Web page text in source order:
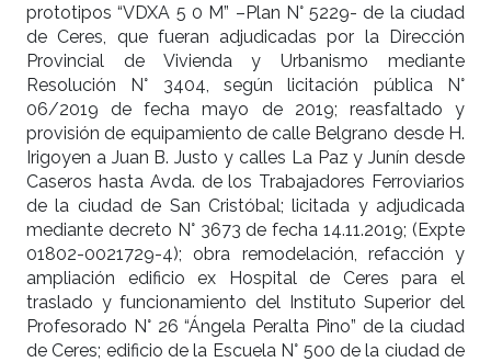
prototipos “VDXA 5 0 M” –Plan N° 5229- de la ciudad
de Ceres, que fueran adjudicadas por la Dirección
Provincial de Vivienda y Urbanismo mediante
Resolución N° 3404, según licitación pública N°
06/2019 de fecha mayo de 2019; reasfaltado y
provisión de equipamiento de calle Belgrano desde H.
Irigoyen a Juan B. Justo y calles La Paz y Junín desde
Caseros hasta Avda. de los Trabajadores Ferroviarios
de la ciudad de San Cristóbal; licitada y adjudicada
mediante decreto N° 3673 de fecha 14.11.2019; (Expte
01802-0021729-4); obra remodelación, refacción y
ampliación edificio ex Hospital de Ceres para el
traslado y funcionamiento del Instituto Superior del
Profesorado N° 26 “Ángela Peralta Pino” de la ciudad
de Ceres; edificio de la Escuela N° 500 de la ciudad de